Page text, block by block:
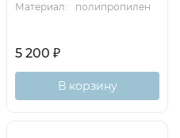
Материал:
полипропилен
5 200 ₽
В корзину